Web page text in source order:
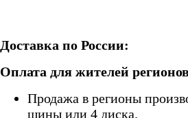
Доставка по России:
Оплата для жителей
Продажа в регионы
шины или 4 диска.